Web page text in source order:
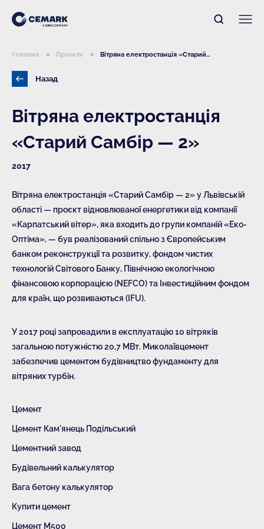
Назад
Головна Проєкти Вітряна електростанція «Старий...
Вітряна електростанція
«Старий Самбір — 2»
2017
Вітряна електростанція «Старий Самбір — 2» у Львівській
області — проєкт відновлюваної енергетики від компанії
«Карпатський вітер», яка входить до групи компаній «Еко-
Оптіма», — був реалізований спільно з Європейським
банком реконструкції та розвитку, фондом чистих
технологій Світового Банку, Північною екологічною
фінансовою корпорацією (NEFCO) та Інвестиційним фондом
для країн, що розвиваються (IFU).
У 2017 році запровадили в експлуатацію 10 вітряків
загальною потужністю 20,7 МВт. Миколаївцемент
забезпечив цементом будівництво фундаменту для
вітряних турбін.
Цемент
Цемент Кам'янець Подільський
Цементний завод
Будівельний калькулятор
Вага бетону калькулятор
Купити цемент
Цемент М500